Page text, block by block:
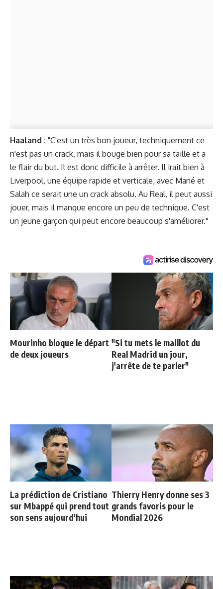
Haaland : "C'est un très bon joueur, techniquement ce
n'est pas un crack, mais il bouge bien pour sa taille et a
le flair du but. Il est donc difficile à arrêter. Il irait bien à
Liverpool, une équipe rapide et verticale, avec Mané et
Salah ce serait une un crack absolu. Au Real, il peut aussi
jouer, mais il manque encore un peu de technique. C'est
un jeune garçon qui peut encore beaucoup s'améliorer."
Mourinho bloque le départ
de deux joueurs
"Si tu mets le maillot du
Real Madrid un jour,
j'arrête de te parler"
La prédiction de Cristiano
sur Mbappé qui prend tout
son sens aujourd’hui
Thierry Henry donne ses 3
grands favoris pour le
Mondial 2026